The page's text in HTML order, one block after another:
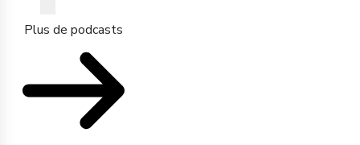
Plus de podcasts